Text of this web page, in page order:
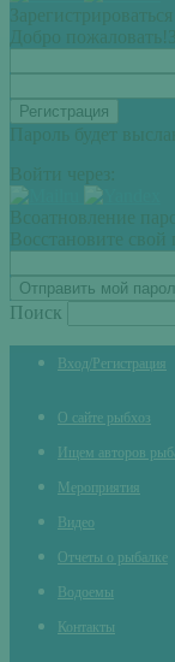
Зарегистрироваться
Добро пожаловать!
Пароль будет
Войти через:
Всоатновление
Восстановите свой
Поиск
Вход/Регистрация
О сайте рыбхоз
Ищем авторов
Мероприятия
Видео
Отчеты о рыбалке
Водоемы
Контакты